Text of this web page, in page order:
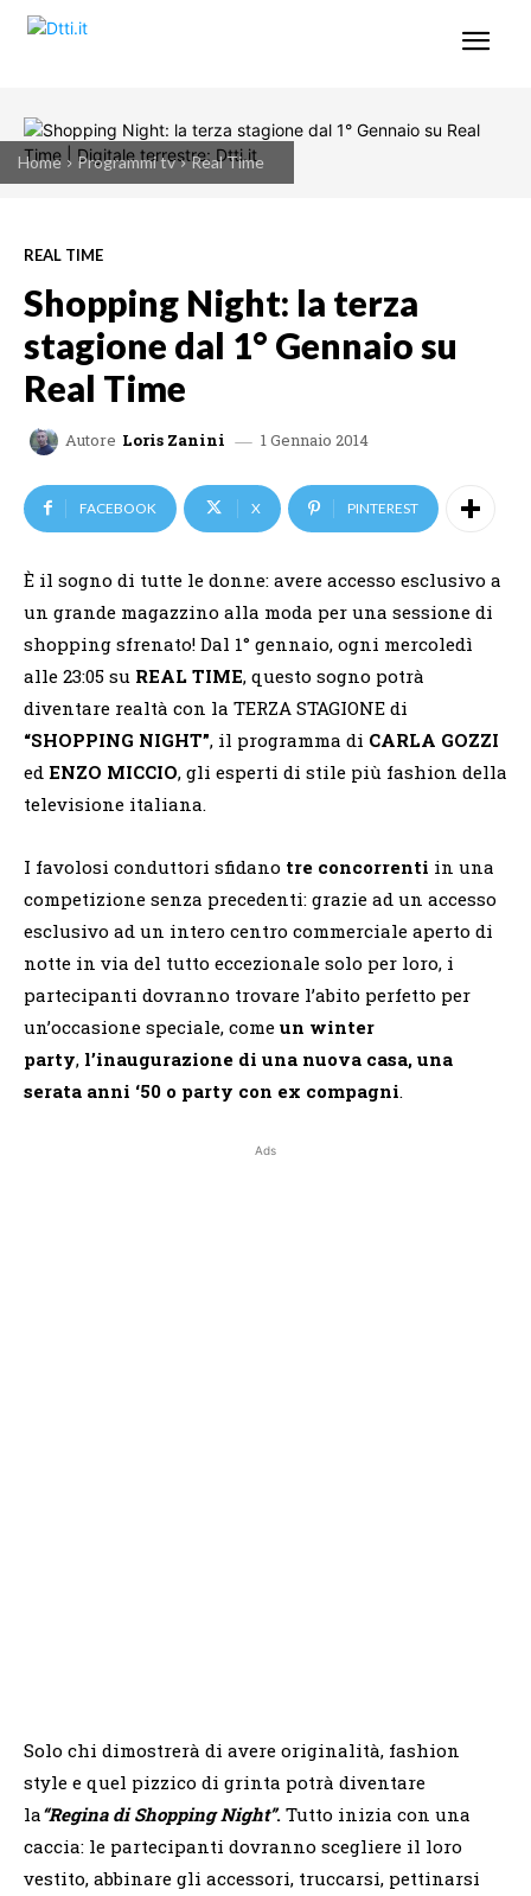
Home Programmi tv Real Time
REAL TIME
Shopping Night: la terza
stagione dal 1° Gennaio su
Real Time
Autore Loris Zanini 1 Gennaio 2014
FACEBOOK X PINTEREST
È il sogno di tutte le donne: avere accesso esclusivo a
un grande magazzino alla moda per una sessione di
shopping sfrenato! Dal 1° gennaio, ogni mercoledì
alle 23:05 su REAL TIME, questo sogno potrà
diventare realtà con la TERZA STAGIONE di
“SHOPPING NIGHT”, il programma di CARLA GOZZI
ed ENZO MICCIO, gli esperti di stile più fashion della
televisione italiana.
I favolosi conduttori sfidano tre concorrenti in una
competizione senza precedenti: grazie ad un accesso
esclusivo ad un intero centro commerciale aperto di
notte in via del tutto eccezionale solo per loro, i
partecipanti dovranno trovare l’abito perfetto per
un’occasione speciale, come un winter
party, l’inaugurazione di una nuova casa, una
serata anni ‘50 o party con ex compagni.
Ads
Solo chi dimostrerà di avere originalità, fashion
style e quel pizzico di grinta potrà diventare
la“Regina di Shopping Night”. Tutto inizia con una
caccia: le partecipanti dovranno scegliere il loro
vestito, abbinare gli accessori, truccarsi, pettinarsi